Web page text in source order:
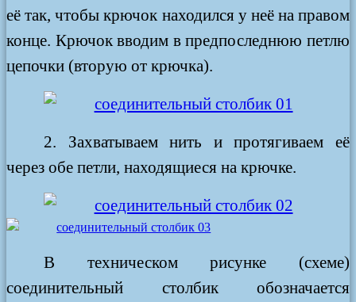
её так, чтобы крючок находился у неё на правом
конце. Крючок вводим в предпоследнюю петлю
цепочки (вторую от крючка).
2. Захватываем нить и протягиваем её
через обе петли, находящиеся на крючке.
В техническом рисунке (схеме)
соединительный столбик обозначается